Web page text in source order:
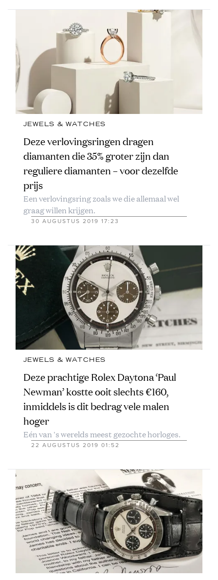
JEWELS & WATCHES
Deze verlovingsringen dragen
diamanten die 35% groter zijn dan
reguliere diamanten – voor dezelfde
prijs
Een verlovingsring zoals we die allemaal wel
graag willen krijgen.
30 AUGUSTUS 2019 17:23
JEWELS & WATCHES
Deze prachtige Rolex Daytona ‘Paul
Newman’ kostte ooit slechts €160,
inmiddels is dit bedrag vele malen
hoger
Eén van 's werelds meest gezochte horloges.
22 AUGUSTUS 2019 01:52